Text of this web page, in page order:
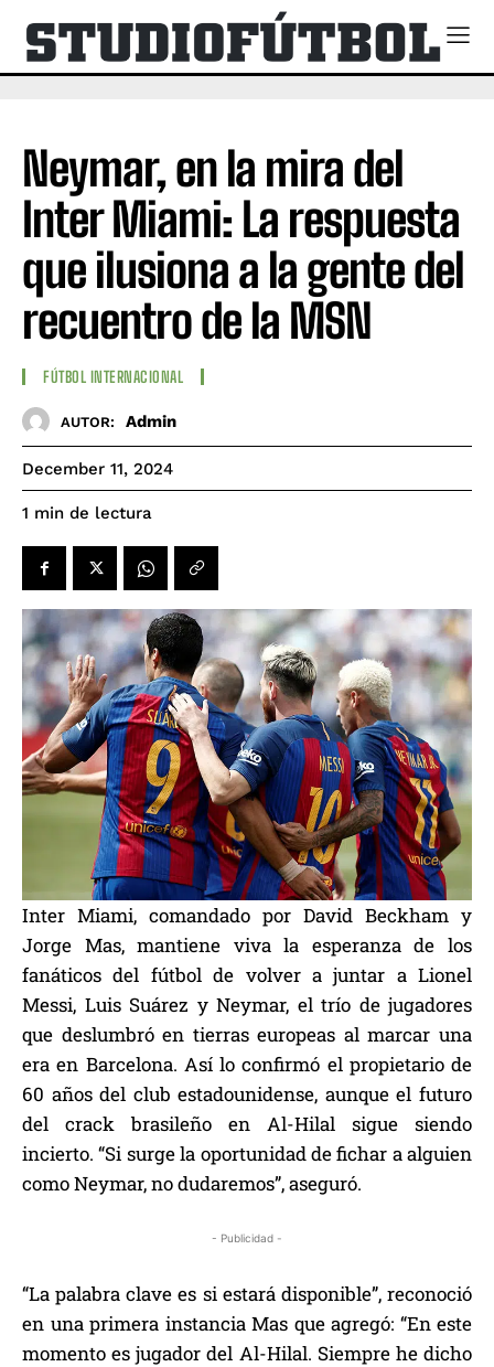
Neymar, en la mira del
Inter Miami: La respuesta
que ilusiona a la gente del
recuentro de la MSN
FÚTBOL INTERNACIONAL
AUTOR: Admin
December 11, 2024
1 min de lectura
Inter Miami, comandado por David Beckham y
Jorge Mas, mantiene viva la esperanza de los
fanáticos del fútbol de volver a juntar a Lionel
Messi, Luis Suárez y Neymar, el trío de jugadores
que deslumbró en tierras europeas al marcar una
era en Barcelona. Así lo confirmó el propietario de
60 años del club estadounidense, aunque el futuro
del crack brasileño en Al-Hilal sigue siendo
incierto. “Si surge la oportunidad de fichar a alguien
como Neymar, no dudaremos”, aseguró.
- Publicidad -
“La palabra clave es si estará disponible”, reconoció
en una primera instancia Mas que agregó: “En este
momento es jugador del Al-Hilal. Siempre he dicho